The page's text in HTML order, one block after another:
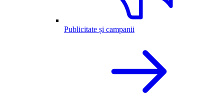
Publicitate și campanii